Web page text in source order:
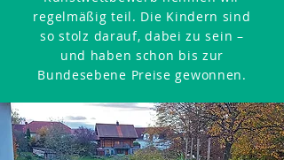
regelmäßig teil. Die Kindern sind
so stolz darauf, dabei zu sein –
und haben schon bis zur
Bundesebene Preise gewonnen.